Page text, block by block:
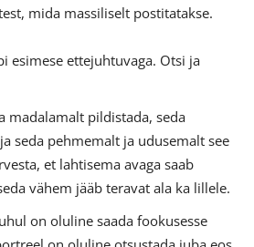
mida massiliselt postitatakse.
esimese ettejuhtuvaga. Otsi ja
madalamalt pildistada, seda
seda pehmemalt ja udusemalt see
et lahtisema avaga saab
vähem jääb teravat ala ka lillele.
on oluline saada fookusesse